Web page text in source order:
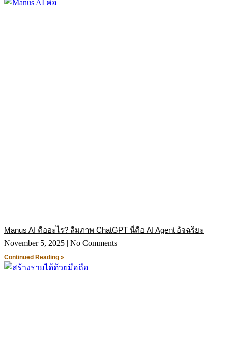
Manus AI คืออะไร? ลืมภาพ ChatGPT นี่คือ AI Agent อัจฉริยะ
November 5, 2025
No Comments
Continued Reading »